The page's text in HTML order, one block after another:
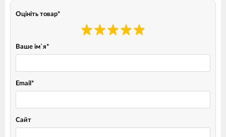
Оцініть товар*
Ваше ім`я*
Email *
Сайт